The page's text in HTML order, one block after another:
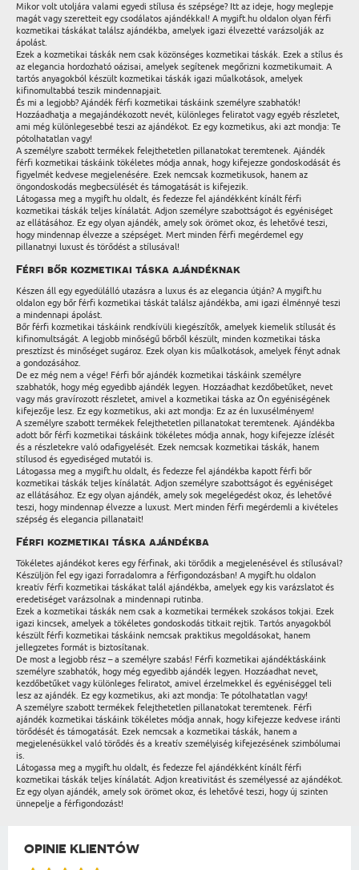
Mikor volt utoljára valami egyedi stílusa és szépsége? Itt az ideje, hogy meglepje
magát vagy szeretteit egy csodálatos ajándékkal! A mygift.hu oldalon olyan férfi
kozmetikai táskákat találsz ajándékba, amelyek igazi élvezetté varázsolják az
ápolást.
Ezek a kozmetikai táskák nem csak közönséges kozmetikai táskák. Ezek a stílus és
az elegancia hordozható oázisai, amelyek segítenek megőrizni kozmetikumait. A
tartós anyagokból készült kozmetikai táskák igazi műalkotások, amelyek
kifinomultabbá teszik mindennapjait.
És mi a legjobb? Ajándék férfi kozmetikai táskáink személyre szabhatók!
Hozzáadhatja a megajándékozott nevét, különleges feliratot vagy egyéb részletet,
ami még különlegesebbé teszi az ajándékot. Ez egy kozmetikus, aki azt mondja: Te
pótolhatatlan vagy!
A személyre szabott termékek felejthetetlen pillanatokat teremtenek. Ajándék
férfi kozmetikai táskáink tökéletes módja annak, hogy kifejezze gondoskodását és
figyelmét kedvese megjelenésére. Ezek nemcsak kozmetikusok, hanem az
öngondoskodás megbecsülését és támogatását is kifejezik.
Látogassa meg a mygift.hu oldalt, és fedezze fel ajándékként kínált férfi
kozmetikai táskák teljes kínálatát. Adjon személyre szabottságot és egyéniséget
az ellátásához. Ez egy olyan ajándék, amely sok örömet okoz, és lehetővé teszi,
hogy mindennap élvezze a szépséget. Mert minden férfi megérdemel egy
pillanatnyi luxust és törődést a stílusával!
Férfi bőr kozmetikai táska ajándéknak
Készen áll egy egyedülálló utazásra a luxus és az elegancia útján? A mygift.hu
oldalon egy bőr férfi kozmetikai táskát találsz ajándékba, ami igazi élménnyé teszi
a mindennapi ápolást.
Bőr férfi kozmetikai táskáink rendkívüli kiegészítők, amelyek kiemelik stílusát és
kifinomultságát. A legjobb minőségű bőrből készült, minden kozmetikai táska
presztízst és minőséget sugároz. Ezek olyan kis műalkotások, amelyek fényt adnak
a gondozásához.
De ez még nem a vége! Férfi bőr ajándék kozmetikai táskáink személyre
szabhatók, hogy még egyedibb ajándék legyen. Hozzáadhat kezdőbetűket, nevet
vagy más gravírozott részletet, amivel a kozmetikai táska az Ön egyéniségének
kifejezője lesz. Ez egy kozmetikus, aki azt mondja: Ez az én luxusélményem!
A személyre szabott termékek felejthetetlen pillanatokat teremtenek. Ajándékba
adott bőr férfi kozmetikai táskáink tökéletes módja annak, hogy kifejezze ízlését
és a részletekre való odafigyelését. Ezek nemcsak kozmetikai táskák, hanem
stílusod és egyediséged mutatói is.
Látogassa meg a mygift.hu oldalt, és fedezze fel ajándékba kapott férfi bőr
kozmetikai táskák teljes kínálatát. Adjon személyre szabottságot és egyéniséget
az ellátásához. Ez egy olyan ajándék, amely sok megelégedést okoz, és lehetővé
teszi, hogy mindennap élvezze a luxust. Mert minden férfi megérdemli a kivételes
szépség és elegancia pillanatait!
Férfi kozmetikai táska ajándékba
Tökéletes ajándékot keres egy férfinak, aki törődik a megjelenésével és stílusával?
Készüljön fel egy igazi forradalomra a férfigondozásban! A mygift.hu oldalon
kreatív férfi kozmetikai táskákat talál ajándékba, amelyek egy kis varázslatot és
eredetiséget varázsolnak a mindennapi rutinba.
Ezek a kozmetikai táskák nem csak a kozmetikai termékek szokásos tokjai. Ezek
igazi kincsek, amelyek a tökéletes gondoskodás titkait rejtik. Tartós anyagokból
készült férfi kozmetikai táskáink nemcsak praktikus megoldásokat, hanem
jellegzetes formát is biztosítanak.
De most a legjobb rész – a személyre szabás! Férfi kozmetikai ajándéktáskáink
személyre szabhatók, hogy még egyedibb ajándék legyen. Hozzáadhat nevet,
kezdőbetűket vagy különleges feliratot, amivel érzelmekkel és egyéniséggel teli
lesz az ajándék. Ez egy kozmetikus, aki azt mondja: Te pótolhatatlan vagy!
A személyre szabott termékek felejthetetlen pillanatokat teremtenek. Férfi
ajándék kozmetikai táskáink tökéletes módja annak, hogy kifejezze kedvese iránti
törődését és támogatását. Ezek nemcsak a kozmetikai táskák, hanem a
megjelenésükkel való törődés és a kreatív személyiség kifejezésének szimbólumai
is.
Látogassa meg a mygift.hu oldalt, és fedezze fel ajándékként kínált férfi
kozmetikai táskák teljes kínálatát. Adjon kreativitást és személyessé az ajándékot.
Ez egy olyan ajándék, amely sok örömet okoz, és lehetővé teszi, hogy új szinten
ünnepelje a férfigondozást!
OPINIE KLIENTÓW